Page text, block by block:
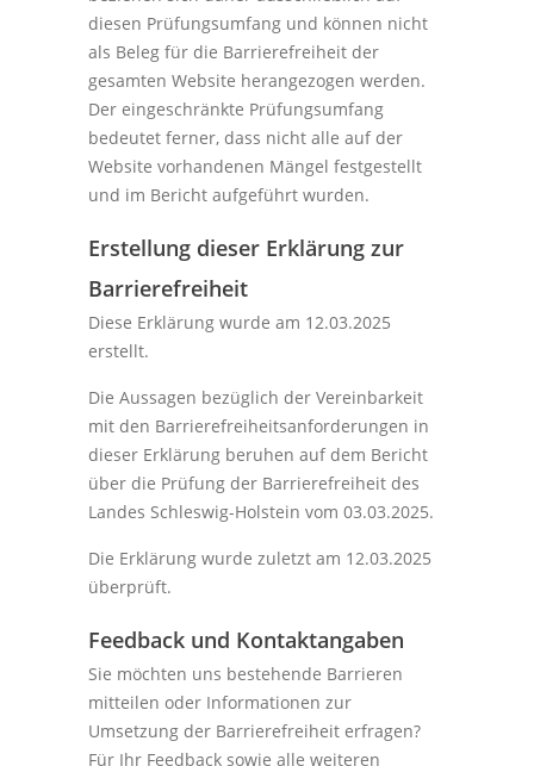
diesen Prüfungsumfang und können nicht
als Beleg für die Barrierefreiheit der
gesamten Website herangezogen werden.
Der eingeschränkte Prüfungsumfang
bedeutet ferner, dass nicht alle auf der
Website vorhandenen Mängel festgestellt
und im Bericht aufgeführt wurden.
Erstellung dieser Erklärung zur
Barrierefreiheit
Diese Erklärung wurde am 12.03.2025
erstellt.
Die Aussagen bezüglich der Vereinbarkeit
mit den Barrierefreiheitsanforderungen in
dieser Erklärung beruhen auf dem Bericht
über die Prüfung der Barrierefreiheit des
Landes Schleswig-Holstein vom 03.03.2025.
Die Erklärung wurde zuletzt am 12.03.2025
überprüft.
Feedback und Kontaktangaben
Sie möchten uns bestehende Barrieren
mitteilen oder Informationen zur
Umsetzung der Barrierefreiheit erfragen?
Für Ihr Feedback sowie alle weiteren